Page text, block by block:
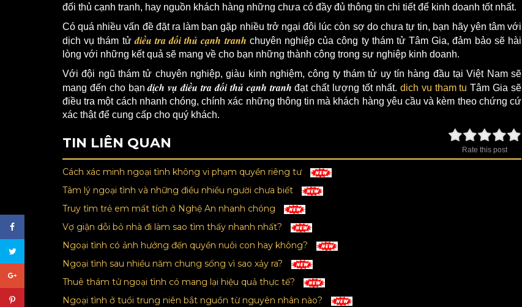
đối thủ cạnh tranh, hay nguồn khách hàng những chưa có đầy đủ thông tin chi tiết để kinh doanh tốt nhất.
Có quá nhiều vấn đề đặt ra làm bạn gặp nhiều trở ngại đôi lúc còn sợ do chưa tự tin, bạn hãy yên tâm với
dịch vụ thám tửđiều tra đối thủ cạnh tranh chuyên nghiệp của công ty thám tử Tâm Gia, đảm bảo sẽ hài
lòng với những kết quả sẽ mang về cho bạn những thành công trong sự nghiệp kinh doanh.
Với đội ngũ thám tử chuyên nghiệp, giàu kinh nghiệm, công ty thám tử uy tín hàng đầu tại Việt Nam sẽ
mang đến cho bạndịch vụ điều tra đối thủ cạnh tranh đạt chất lượng tốt nhất. dich vu tham tu Tâm Gia sẽ
điều tra một cách nhanh chóng, chính xác những thông tin mà khách hàng yêu cầu và kèm theo chứng cứ
xác thật để cung cấp cho quý khách.
Rate this post
TIN LIÊN QUAN
Cách xác minh ngoại tình không vi phạm quyền riêng tư
Tâm lý ngoại tình và những điều nhiều người chưa biết
Truy tìm trẻ em mất tích ở Nghệ An nhanh chóng
Vợ giận dỗi bỏ nhà đi làm sao tìm thấy nhanh nhất?
Ngoại tình có ảnh hưởng đến quyền nuôi con hay không?
Ngoại tình sau nhiều năm chung sống vì sao xảy ra?
Thuê thám tử ngoại tình có mang lại hiệu quả thực tế?
Ngoại tình ở tuổi trung niên bắt nguồn từ nguyên nhân nào?